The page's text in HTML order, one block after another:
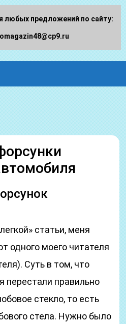
статьи, меня
одного моего читателя
Суть в том, что
перестали правильно
стекло, то есть
стела. Нужно было
любых предложений по сайту: